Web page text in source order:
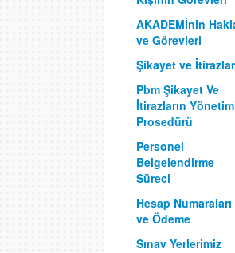
AKADEMİnin
ve Görevleri
Şikayet ve İtirazlar
Pbm Şikayet Ve
İtirazların
Prosedürü
Personel
Belgelendirme
Süreci
Hesap Numaraları
ve Ödeme
Sınav Yerlerimiz